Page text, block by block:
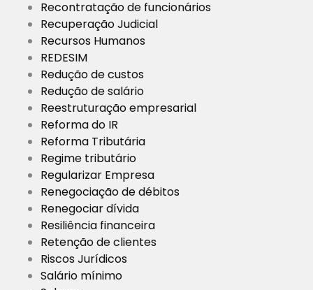
Recontratação de funcionários
Recuperação Judicial
Recursos Humanos
REDESIM
Redução de custos
Redução de salário
Reestruturação empresarial
Reforma do IR
Reforma Tributária
Regime tributário
Regularizar Empresa
Renegociação de débitos
Renegociar dívida
Resiliência financeira
Retenção de clientes
Riscos Jurídicos
Salário mínimo